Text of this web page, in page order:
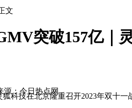
文
突破157亿｜
源：今日热点网
狐科技在北京隆重召开2023年双十一